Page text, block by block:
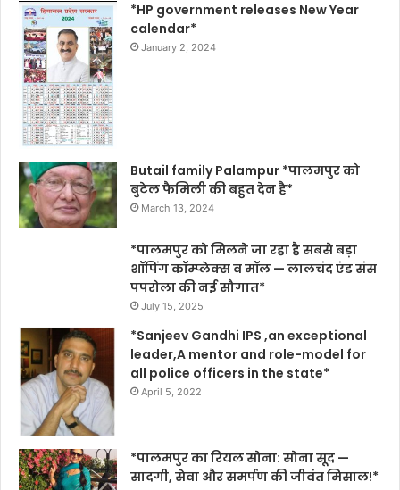
*HP government releases New Year
calendar*
January 2, 2024
Butail family Palampur *पालमपुर को
बुटेल फैमिली की बहुत देन है*
March 13, 2024
*पालमपुर को मिलने जा रहा है सबसे बड़ा
शॉपिंग कॉम्प्लेक्स व मॉल — लालचंद एंड संस
पपरोला की नई सौगात*
July 15, 2025
*Sanjeev Gandhi IPS ,an exceptional
leader,A mentor and role-model for
all police officers in the state*
April 5, 2022
*पालमपुर का रियल सोना: सोना सूद —
सादगी, सेवा और समर्पण की जीवंत मिसाल!*